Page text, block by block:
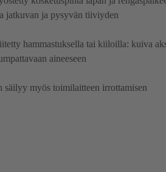
jatkuvan ja pysyvän tiiviyden
hammastuksella tai kiiloilla: kuiva
aineeseen
säilyy myös toimilaitteen irrottamisen